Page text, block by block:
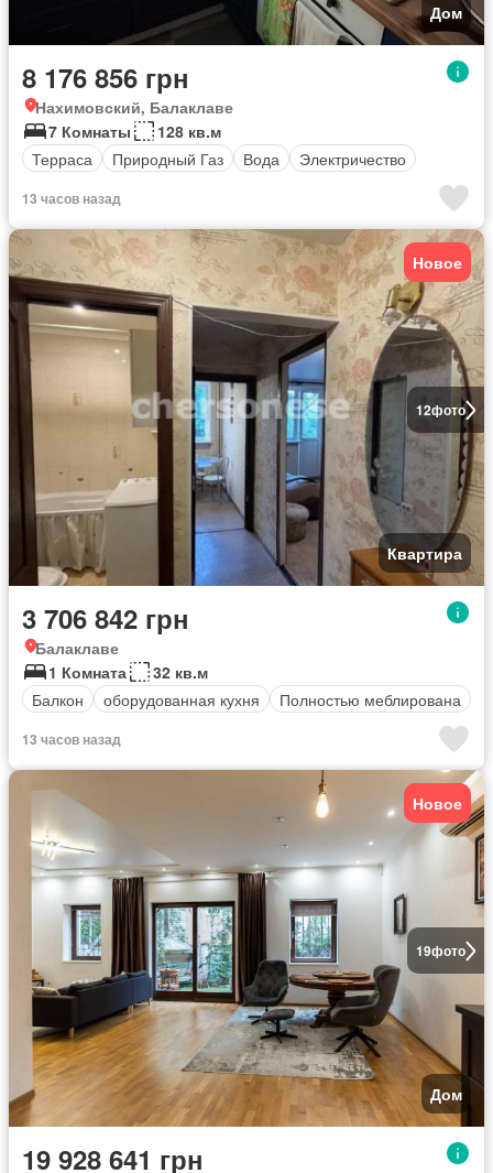
Дом
8 176 856 грн
Нахимовский, Балаклаве
7 Комнаты
128 кв.м
Терраса
Природный Газ Вода Электричество
13 часов назад
12фото
Новое
Квартира
3 706 842 грн
Балаклаве
1 Комната
32 кв.м
Балкон
оборудованная кухня Полностью меблирована
13 часов назад
19фото
Новое
Дом
19 928 641 грн